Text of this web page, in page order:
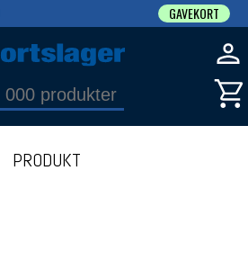
GAVEKORT
PRODUKT